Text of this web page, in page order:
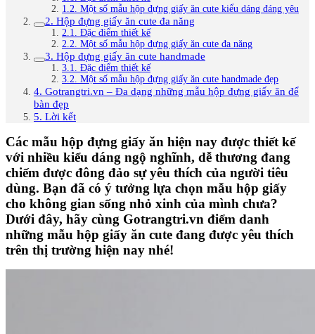
1.2. Một số mẫu hộp đựng giấy ăn cute kiểu dáng đáng yêu
2. Hộp đựng giấy ăn cute đa năng
2.1. Đặc điểm thiết kế
2.2. Một số mẫu hộp đựng giấy ăn cute đa năng
3. Hộp đựng giấy ăn cute handmade
3.1. Đặc điểm thiết kế
3.2. Một số mẫu hộp đựng giấy ăn cute handmade đẹp
4. Gotrangtri.vn – Đa dạng những mẫu hộp đựng giấy ăn để
bàn đẹp
5. Lời kết
Các mẫu hộp đựng giấy ăn hiện nay được thiết kế
với nhiều kiểu dáng ngộ nghĩnh, dễ thương đang
chiếm được đông đảo sự yêu thích của người tiêu
dùng. Bạn đã có ý tưởng lựa chọn mẫu hộp giấy
cho không gian sống nhỏ xinh của mình chưa?
Dưới đây, hãy cùng Gotrangtri.vn điểm danh
những mẫu hộp giấy ăn cute đang được yêu thích
trên thị trường hiện nay nhé!